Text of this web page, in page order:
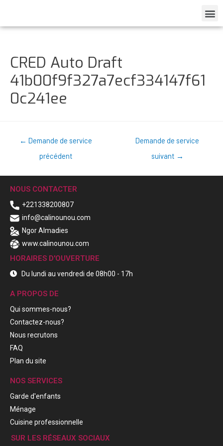
CRED Auto Draft
41b00f9f327a7ecf334147f61
0c241ee
← Demande de service
précédent
Demande de service
suivant →
NOUS CONTACTER
+221338200807
info@calinounou.com
Ngor Almadies
www.calinounou.com
HORAIRES D'OUVERTURE
Du lundi au vendredi de 08h00 - 17h
A PROPOS DE
Qui sommes-nous?
Contactez-nous?
Nous recrutons
FAQ
Plan du site
NOS SERVICES
Garde d'enfants
Ménage
Cuisine professionnelle
SUR LES RÉSEAUX SOCIAUX